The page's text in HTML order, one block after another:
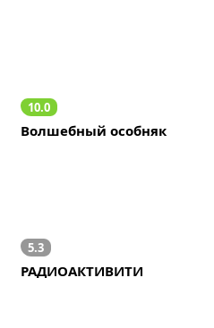
10.0
Волшебный особняк
5.3
РАДИОАКТИВИТИ